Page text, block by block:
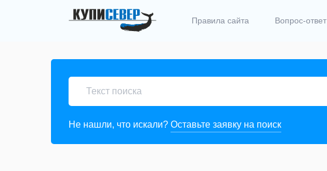
Правила сайта Вопрос-ответ
Не нашли, что искали? Оставьте заявку на поиск